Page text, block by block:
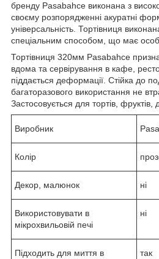
бренду Pasabahce виконана з
своєму розпорядженні акуратні
універсальність. Тортівниця
спеціальним способом, що має
Тортівниця 320мм Pasabahce
вдома та сервірування в кафе,
піддається деформації. Стійка до
багаторазового використання не
Застосовується для тортів, фруктів,
Виробник
Колір
Декор, малюнок ні
Використовувати в
мікрохвильовій печі
ні
Підходить для миття в
так